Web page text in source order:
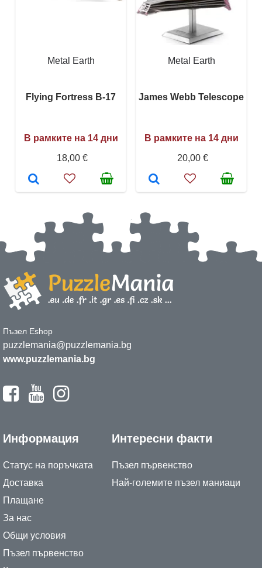
Metal Earth
Flying Fortress B-17
В рамките на 14 дни
18,00 €
Metal Earth
James Webb Telescope
В рамките на 14 дни
20,00 €
Пъзел Eshop
puzzlemania@puzzlemania.bg
www.puzzlemania.bg
Информация
Статус на поръчката
Доставка
Плащане
За нас
Общи условия
Пъзел първенство
Интересни факти
Пъзел първенство
Най-големите пъзел маниаци